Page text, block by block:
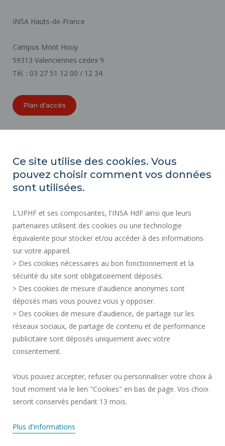
INSA Hauts-de-France
Campus Mont Houy
59313 Valenciennes cedex 9
Tél. : 03 27 51 12 00 / 12 34
Plan d'accès
PLAN DU SITE
DONNÉES PERSONNELLES
MARCHÉS PUBLICS
MENTIONS LÉGALES
CRÉDITS
ESPACE PRESSE
SERVICES PUBLICS +
CONTACTS
Rejoignez-nous!
Ce site utilise des cookies. Vous
pouvez choisir comment vos données
sont utilisées.
L'UPHF et ses composantes, l'INSA HdF ainsi que leurs
partenaires utilisent des cookies ou une technologie
équivalente pour stocker et/ou accéder à des informations
sur votre appareil.
> Des cookies nécessaires au bon fonctionnement et la
sécurité du site sont obligatoirement déposés.
> Des cookies de mesure d'audience anonymes sont
déposés mais vous pouvez vous y opposer.
> Des cookies de mesure d'audience, de partage sur les
réseaux sociaux, de partage de contenu et de performance
publicitaire sont déposés uniquement avec votre
consentement.
Vous pouvez accepter, refuser ou personnaliser votre choix à
tout moment via le lien "Cookies" en bas de page. Vos choix
seront conservés pendant 13 mois.
Plus d'informations